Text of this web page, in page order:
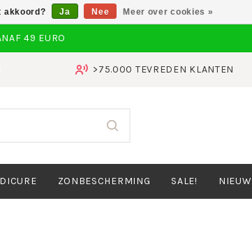
>75.000 TEVREDEN KLANTEN
ZONBESCHERMING SALE! NIEUW
akkoord? Ja Nee Meer over cookies »